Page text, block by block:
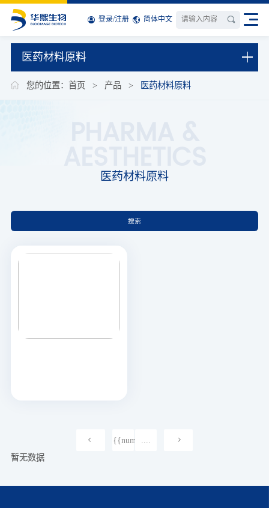
登录/注册 简体中文
医药材料原料
您的位置：首页 > 产品 > 医药材料原料
AESTHETICS
医药材料原料
搜索
{{num}}
暂无数据